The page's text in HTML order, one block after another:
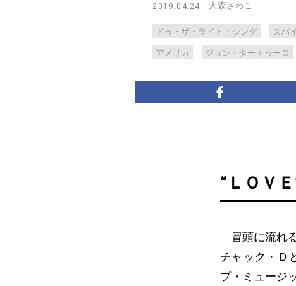
2019.04.24 大森さわこ
ドゥ・ザ・ライト・シング スパ
アメリカ ジョン・タートゥーロ
“ＬＯＶ
冒頭に流れ
チャック・Ｄ
プ・ミュージ